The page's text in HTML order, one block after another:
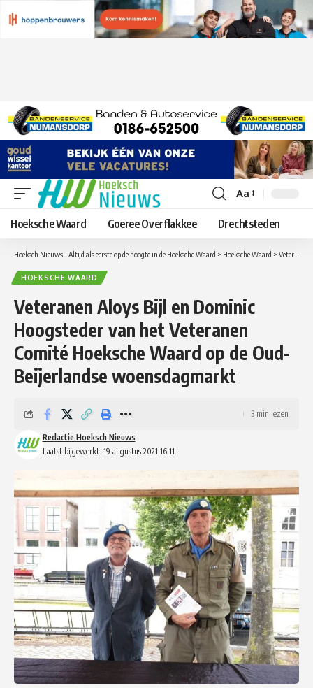
Lettergrootte
aanpassen
Aa
Hoeksche Waard Goeree Overflakkee Drechtsteden
Hoeksch Nieuws – Altijd als eerste op de hoogte in de Hoeksche Waard > Hoeksche Waard > Veteranen Aloys Bijl en Dominic Hoogsteder van het Veteranen Comité Hoeksche Waard op de Oud-Beijerlandse woensdagmarkt
HOEKSCHE WAARD
Veteranen Aloys Bijl en Dominic
Hoogsteder van het Veteranen
Comité Hoeksche Waard op de Oud-
Beijerlandse woensdagmarkt
Laatst bijgewerkt: 19 augustus 2021 16:11
Redactie Hoeksch Nieuws
3 min lezen